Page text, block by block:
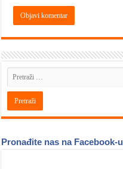
Pronađite nas na Facebook-u